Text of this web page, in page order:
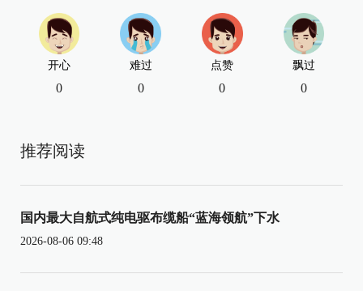
开心
0
难过
0
点赞
0
飘过
0
推荐阅读
国内最大自航式纯电驱布缆船“蓝海领航”下水
2026-08-06 09:48